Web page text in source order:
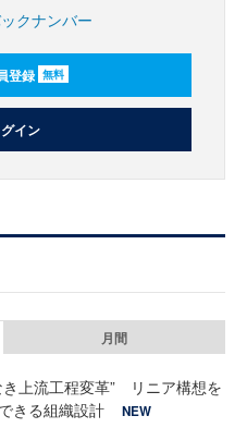
クナンバー
登録 無料
イン
月間
き上流工程変革” リニア構想を
きる組織設計
NEW